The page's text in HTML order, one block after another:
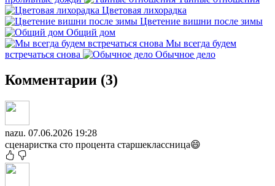
Цветовая лихорадка
Цветение вишни после зимы
Общий дом
Мы всегда будем
встречаться снова
Обычное дело
Комментарии (3)
nazu. 07.06.2026 19:28
сценаристка сто процента старшеклассница😄